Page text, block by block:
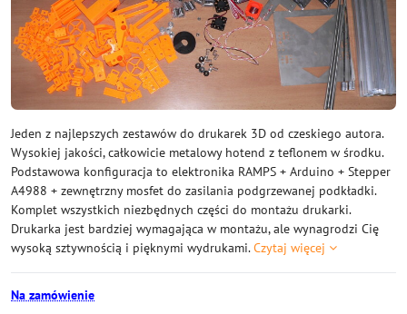
Jeden z najlepszych zestawów do drukarek 3D od czeskiego autora.
Wysokiej jakości, całkowicie metalowy hotend z teflonem w środku.
Podstawowa konfiguracja to elektronika RAMPS + Arduino + Stepper
A4988 + zewnętrzny mosfet do zasilania podgrzewanej podkładki.
Komplet wszystkich niezbędnych części do montażu drukarki.
Drukarka jest bardziej wymagająca w montażu, ale wynagrodzi Cię
wysoką sztywnością i pięknymi wydrukami.Czytaj więcej
Na zamówienie